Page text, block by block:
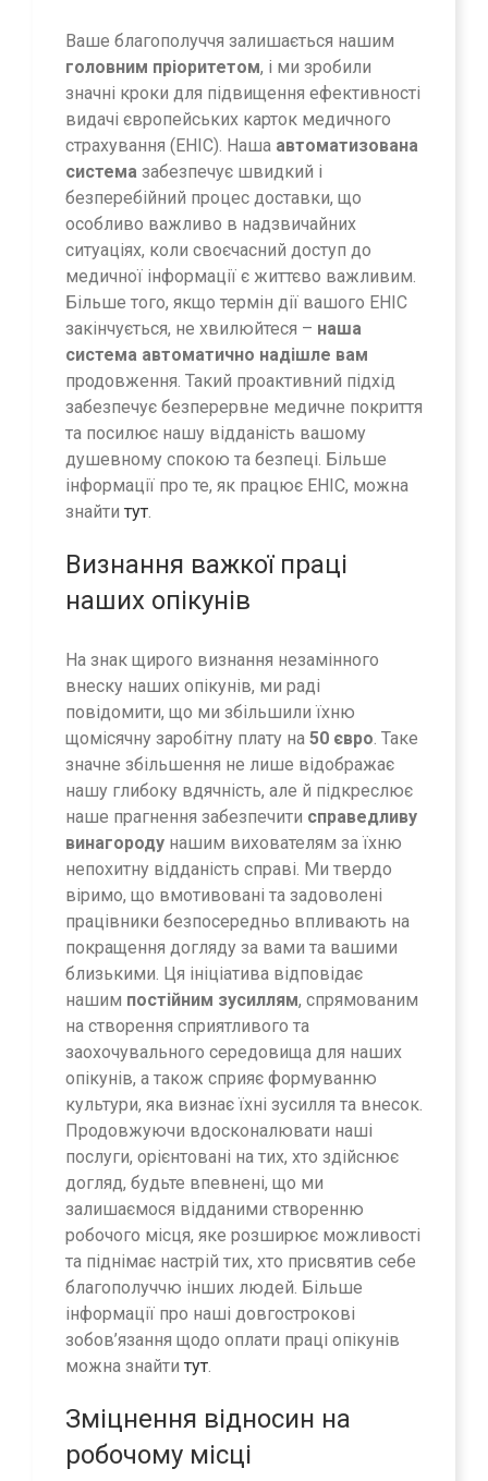
Ваше благополуччя залишається нашим
головним пріоритетом, і ми зробили
значні кроки для підвищення ефективності
видачі європейських карток медичного
страхування (EHIC). Наша автоматизована
система забезпечує швидкий і
безперебійний процес доставки, що
особливо важливо в надзвичайних
ситуаціях, коли своєчасний доступ до
медичної інформації є життєво важливим.
Більше того, якщо термін дії вашого EHIC
закінчується, не хвилюйтеся – наша
система автоматично надішле вам
продовження. Такий проактивний підхід
забезпечує безперервне медичне покриття
та посилює нашу відданість вашому
душевному спокою та безпеці. Більше
інформації про те, як працює EHIC, можна
знайти тут
Визнання важкої праці
наших опікунів
На знак щирого визнання незамінного
внеску наших опікунів, ми раді
повідомити, що ми збільшили їхню
щомісячну заробітну плату на 50 євро. Таке
значне збільшення не лише відображає
нашу глибоку вдячність, але й підкреслює
наше прагнення забезпечити справедливу
винагороду нашим вихователям за їхню
непохитну відданість справі. Ми твердо
віримо, що вмотивовані та задоволені
працівники безпосередньо впливають на
покращення догляду за вами та вашими
близькими. Ця ініціатива відповідає
нашим постійним зусиллям, спрямованим
на створення сприятливого та
заохочувального середовища для наших
опікунів, а також сприяє формуванню
культури, яка визнає їхні зусилля та внесок.
Продовжуючи вдосконалювати наші
послуги, орієнтовані на тих, хто здійснює
догляд, будьте впевнені, що ми
залишаємося відданими створенню
робочого місця, яке розширює можливості
та піднімає настрій тих, хто присвятив себе
благополуччю інших людей. Більше
інформації про наші довгострокові
зобов’язання щодо оплати праці опікунів
можна знайти тут.
Зміцнення відносин на
робочому місці